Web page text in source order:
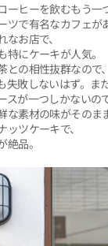
ーヒーを飲むもう一
で有名なカフェが
お店で、
にケーキが人気。
の相性抜群なので、
敗しないはず。また
が一つしかないので
素材の味がそのま
ツケーキで、
品。